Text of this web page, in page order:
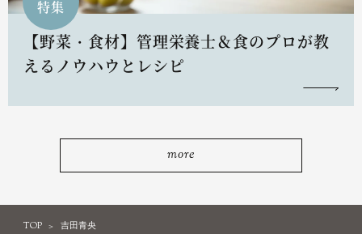
特集
【野菜・食材】管理栄養士＆食のプロが教
えるノウハウとレシピ
more
TOP 吉田青央